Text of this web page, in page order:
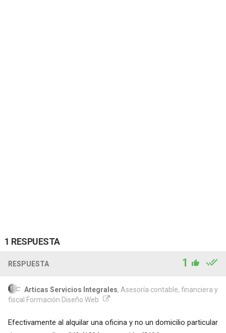
1 RESPUESTA
RESPUESTA 1
Articas Servicios Integrales, Asesoría contable, financiera y
fiscal Formación Diseño Web
Efectivamente al alquilar una oficina y no un domicilio particular